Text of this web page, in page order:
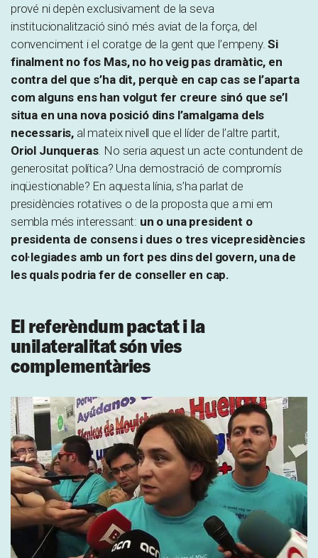
prové ni depèn exclusivament de la seva
institucionalització sinó més aviat de la força, del
convenciment i el coratge de la gent que l’empeny.Si
finalment no fos Mas, no ho veig pas dramàtic, en
contra del que s’ha dit, perquè en cap cas se l’aparta
com alguns ens han volgut fer creure sinó que se’l
situa en una nova posició dins l’amalgama dels
necessaris, al mateix nivell que el líder de l’altre partit,
Oriol Junqueras. No seria aquest un acte contundent de
generositat política? Una demostració de compromís
inqüestionable? En aquesta línia, s’ha parlat de
presidències rotatives o de la proposta que a mi em
sembla més interessant: un o una president o
presidenta de consens i dues o tres vicepresidències
col·legiades amb un fort pes dins del govern, una de
les quals podria fer de conseller en cap.
El referèndum pactat i la
unilateralitat són vies
complementàries